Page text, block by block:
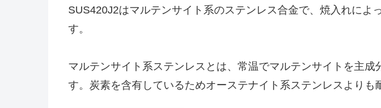
SUS420J2はマルテンサイト系のステンレス合金で、焼入れによ
す。
マルテンサイト系ステンレスとは、常温でマルテンサイトを主
す。炭素を含有しているためオーステナイト系ステンレスよりも